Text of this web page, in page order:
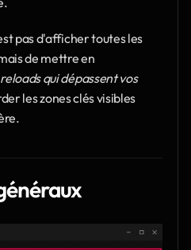
pas d'afficher toutes les
de mettre en
qui dépassent vos
les zones clés visibles